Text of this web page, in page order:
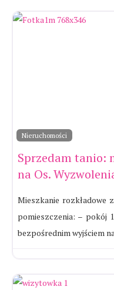
Nieruchomości
Sprzedam tanio:
na Os.
Mieszkanie rozkładowe
pomieszczenia: – pokój
bezpośrednim wyjściem